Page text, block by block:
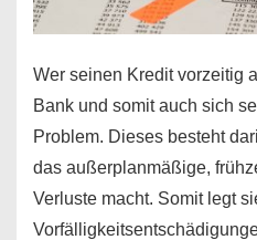
Wer seinen Kredit vorzeitig
Bank und somit auch sich
Problem. Dieses besteht
das außerplanmäßige,
Verluste macht. Somit legt